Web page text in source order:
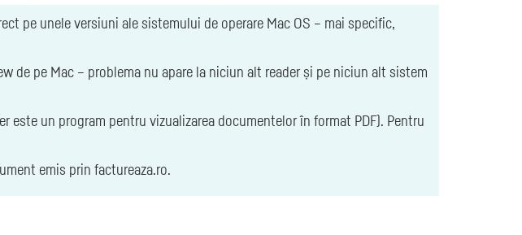
pe unele versiuni ale sistemului de operare Mac OS – mai specific,
de pe Mac – problema nu apare la niciun alt reader și pe niciun alt sistem
este un program pentru vizualizarea documentelor în format PDF). Pentru
emis prin factureaza.ro.